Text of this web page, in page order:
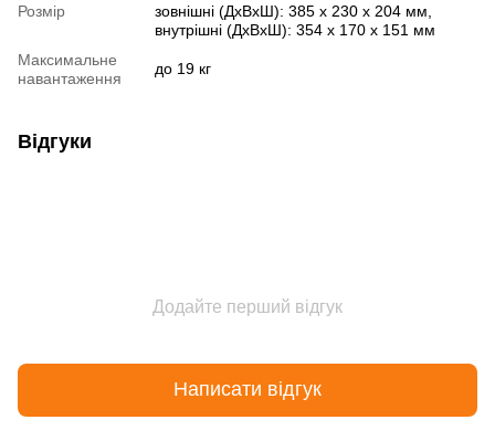
Розмір
зовнішні (ДхВхШ): 385 х 230 х 204 мм,
внутрішні (ДхВхШ): 354 х 170 х 151 мм
Максимальне
навантаження
до 19 кг
Відгуки
Додайте перший відгук
Написати відгук